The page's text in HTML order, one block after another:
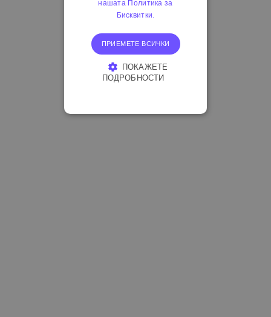
нашата Политика за
Бисквитки.
ПРИЕМЕТЕ ВСИЧКИ
ПОКАЖЕТЕ
ПОДРОБНОСТИ